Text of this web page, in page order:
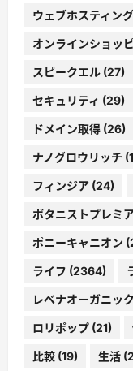
ウェブホスティング
オンラインショッ
スピークエル (27)
セキュリティ (29)
ドメイン取得 (26)
ナノグロウリッチ
フィンジア (24)
ボタニストプレミ
ポニーキャニオン
ライフ (2364)
レベナオーガニック
ロリポップ (21)
比較 (19) 生活